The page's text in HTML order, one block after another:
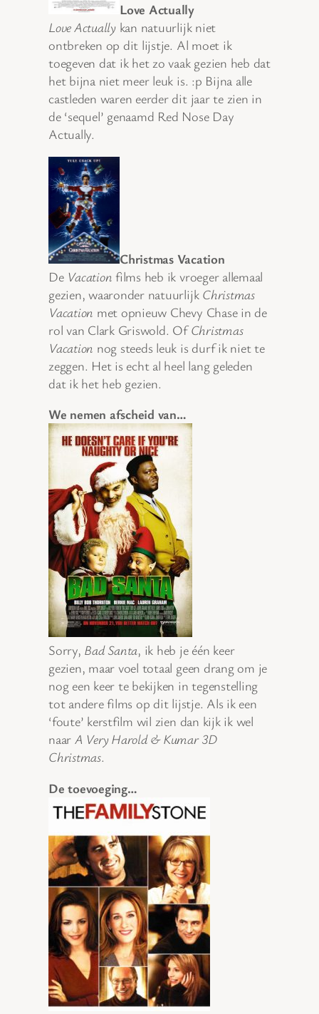
Love Actually
Love Actuallykan natuurlijk niet
ontbreken op dit lijstje. Al moet ik
toegeven dat ik het zo vaak gezien heb dat
het bijna niet meer leuk is. :p Bijna alle
castleden waren eerder dit jaar te zien in
de ‘sequel’ genaamd Red Nose Day
Actually.
Christmas Vacation
De Vacation films heb ik vroeger allemaal
gezien, waaronder natuurlijk Christmas
Vacation met opnieuw Chevy Chase in de
rol van Clark Griswold. OfChristmas
Vacation nog steeds leuk is durf ik niet te
zeggen. Het is echt al heel lang geleden
dat ik het heb gezien.
We nemen afscheid van…
Sorry, Bad Santa, ik heb je één keer
gezien, maar voel totaal geen drang om je
nog een keer te bekijken in tegenstelling
tot andere films op dit lijstje. Als ik een
‘foute’ kerstfilm wil zien dan kijk ik wel
naar A Very Harold & Kumar 3D
Christmas.
De toevoeging…